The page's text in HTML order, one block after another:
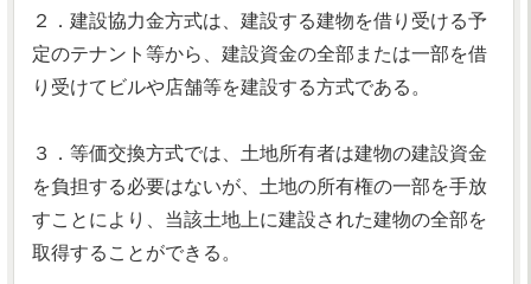
２．建設協力金方式は、建設する建物を借り受ける予
定のテナント等から、建設資金の全部または一部を借
り受けてビルや店舗等を建設する方式である。
３．等価交換方式では、土地所有者は建物の建設資金
を負担する必要はないが、土地の所有権の一部を手放
すことにより、当該土地上に建設された建物の全部を
取得することができる。